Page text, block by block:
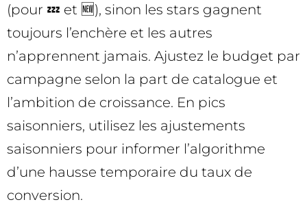
(pour 💤 et 🆕), sinon les stars gagnent
toujours l’enchère et les autres
n’apprennent jamais. Ajustez le budget par
campagne selon la part de catalogue et
l’ambition de croissance. En pics
saisonniers, utilisez les ajustements
saisonniers pour informer l’algorithme
d’une hausse temporaire du taux de
conversion.